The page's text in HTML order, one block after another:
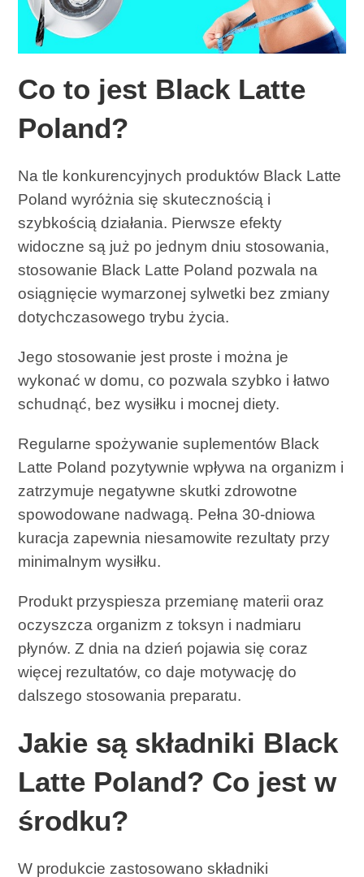
Co to jest Black Latte
Poland?
Na tle konkurencyjnych produktów Black Latte
Poland wyróżnia się skutecznością i
szybkością działania. Pierwsze efekty
widoczne są już po jednym dniu stosowania,
stosowanie Black Latte Poland pozwala na
osiągnięcie wymarzonej sylwetki bez zmiany
dotychczasowego trybu życia.
Jego stosowanie jest proste i można je
wykonać w domu, co pozwala szybko i łatwo
schudnąć, bez wysiłku i mocnej diety.
Regularne spożywanie suplementów Black
Latte Poland pozytywnie wpływa na organizm i
zatrzymuje negatywne skutki zdrowotne
spowodowane nadwagą. Pełna 30-dniowa
kuracja zapewnia niesamowite rezultaty przy
minimalnym wysiłku.
Produkt przyspiesza przemianę materii oraz
oczyszcza organizm z toksyn i nadmiaru
płynów. Z dnia na dzień pojawia się coraz
więcej rezultatów, co daje motywację do
dalszego stosowania preparatu.
Jakie są składniki Black
Latte Poland? Co jest w
środku?
W produkcie zastosowano składniki